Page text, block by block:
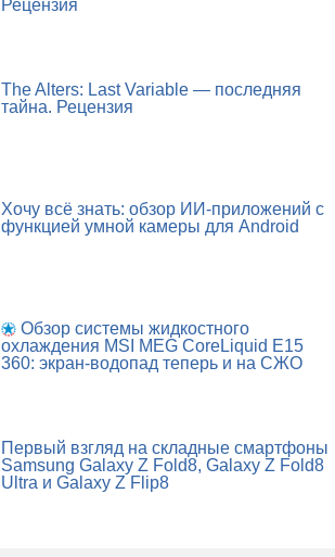
Рецензия
The Alters: Last Variable — последняя
тайна. Рецензия
Хочу всё знать: обзор ИИ-приложений с
функцией умной камеры для Android
Обзор системы жидкостного
охлаждения MSI MEG CoreLiquid E15
360: экран-водопад теперь и на СЖО
Первый взгляд на складные смартфоны
Samsung Galaxy Z Fold8, Galaxy Z Fold8
Ultra и Galaxy Z Flip8